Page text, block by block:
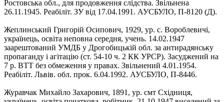
Ростовська обл., для продовження слідства. Звільнена
26.11.1945. Реабіліт. ЗУ від 17.04.1991. АУСБУЛО, П-8120 (Д).
Жеплинський Григорій Осипович, 1929, ур. с. Вороблевичі,
українець, освіта неповна середня, учень. 14.02.1947
заарештований УМДБ у Дрогобицькій обл. за антирадянську
пропаганду і агітацію (ст. 54-10 ч. 2 КК УРСР). Засуджений на
7 р. ВТТ без обмеження у правах. Звільнений 4.01.1954.
Реабіліт. Львів. обл. прок. 6.04.1992. АУСБУЛО, П-8446.
Журавчак Михайло Захарович, 1891, ур. смт Східниця,